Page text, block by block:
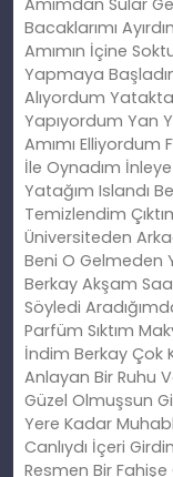
Amımdan Sular
Bacaklarımı
Amımın İçine
Yapmaya
Alıyordum
Yapıyordum Yan
Amımı Elliyordum
İle Oynadım
Yatağım Islandı
Temizlendim
Üniversiteden
Beni O Gelmeden
Berkay Akşam
Söyledi
Parfüm Sıktım
İndim Berkay Çok
Anlayan Bir Ruhu
Güzel Olmuşsun
Yere Kadar
Canlıydı İçeri
Resmen Bir